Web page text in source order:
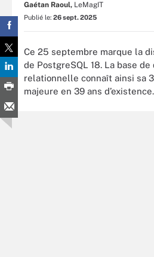
Gaétan Raoul, LeMagIT
Publié le: 26 sept. 2025
Ce 25 septembre marque la
de PostgreSQL 18. La base de
relationnelle connaît ainsi sa
majeure en 39 ans d’existence.